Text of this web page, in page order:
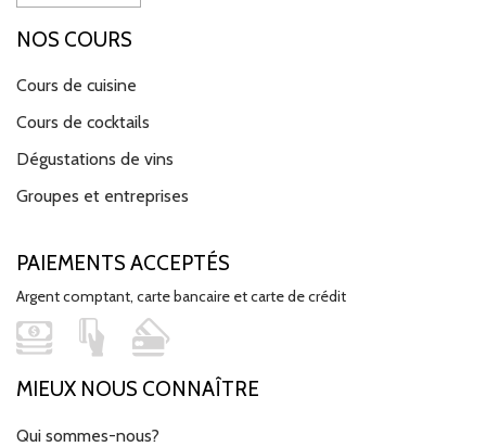
NOS COURS
Cours de cuisine
Cours de cocktails
Dégustations de vins
Groupes et entreprises
PAIEMENTS ACCEPTÉS
Argent comptant, carte bancaire et carte de crédit
MIEUX NOUS CONNAÎTRE
Qui sommes-nous?